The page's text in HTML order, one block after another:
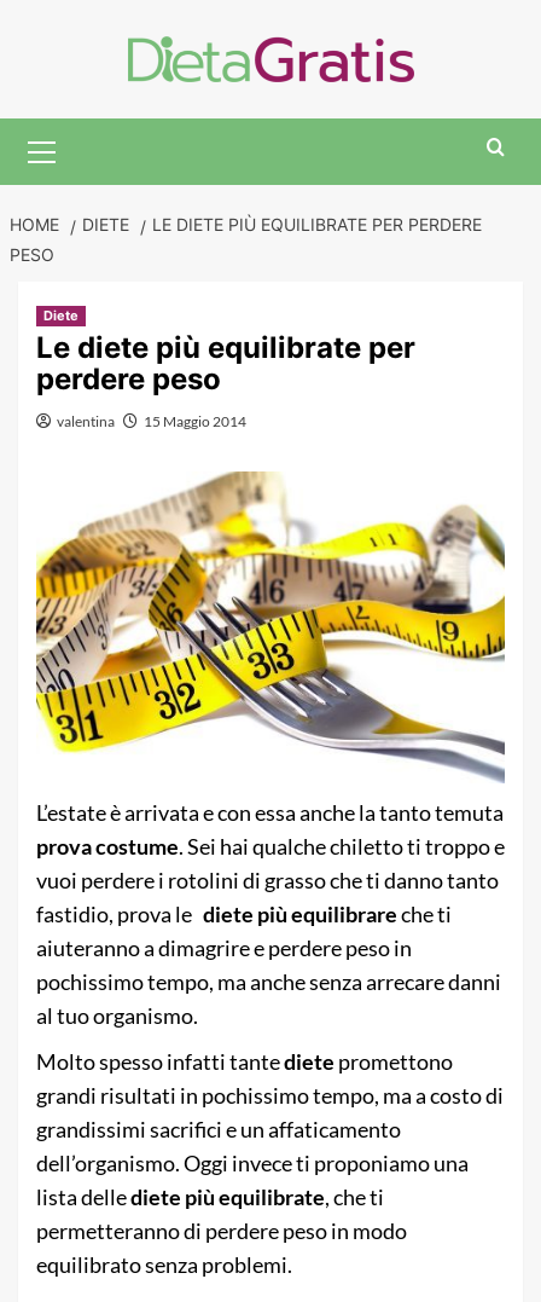
Menu
HOME DIETE
LE DIETE PIÙ EQUILIBRATE PER PERDERE
PESO
Diete
Le diete più equilibrate per
perdere peso
valentina 15 Maggio 2014
L’estate è arrivata e con essa anche la tanto temuta
prova costume. Sei hai qualche chiletto ti troppo e
vuoi perdere i rotolini di grasso che ti danno tanto
fastidio, prova le diete più equilibrareche ti
aiuteranno a dimagrire e perdere peso in
pochissimo tempo, ma anche senza arrecare danni
al tuo organismo.
Molto spesso infatti tantediete promettono
grandi risultati in pochissimo tempo, ma a costo di
grandissimi sacrifici e un affaticamento
dell’organismo. Oggi invece ti proponiamo una
lista dellediete più equilibrate, che ti
permetteranno di perdere peso in modo
equilibrato senza problemi.